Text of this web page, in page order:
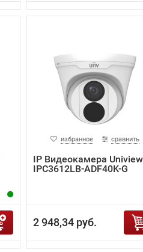
избранное сравнить
IP Видеокамера Uniview
IPC3612LB-ADF40K-G
2 948,34 руб.